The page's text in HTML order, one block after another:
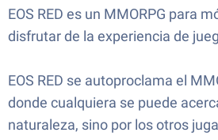
EOS RED es un MMORPG para
disfrutar de la experiencia de
EOS RED se autoproclama el
donde cualquiera se puede
naturaleza, sino por los otros